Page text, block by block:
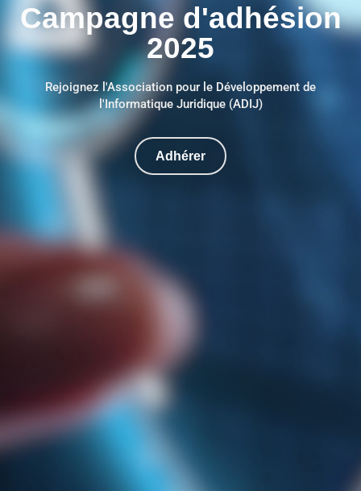
Campagne d'adhésion
2025
Rejoignez l'Association pour le Développement de
l'Informatique Juridique (ADIJ)
Adhérer